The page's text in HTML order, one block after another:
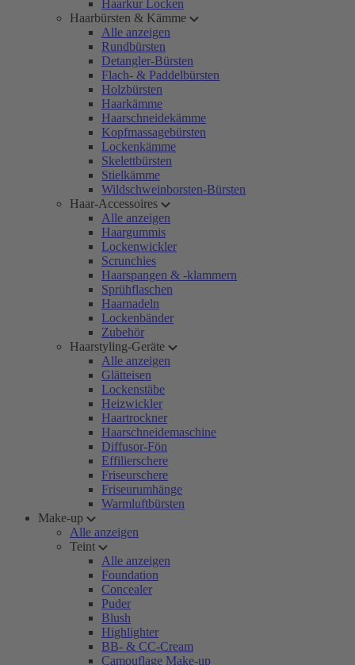
Haarkur Locken
Haarbürsten & Kämme
Alle anzeigen
Rundbürsten
Detangler-Bürsten
Flach- & Paddelbürsten
Holzbürsten
Haarkämme
Haarschneidekämme
Kopfmassagebürsten
Lockenkämme
Skelettbürsten
Stielkämme
Wildschweinborsten-Bürsten
Haar-Accessoires
Alle anzeigen
Haargummis
Lockenwickler
Scrunchies
Haarspangen & -klammern
Sprühflaschen
Haarnadeln
Lockenbänder
Zubehör
Haarstyling-Geräte
Alle anzeigen
Glätteisen
Lockenstäbe
Heizwickler
Haartrockner
Haarschneidemaschine
Diffusor-Fön
Effilierschere
Friseurschere
Friseurumhänge
Warmluftbürsten
Make-up
Alle anzeigen
Teint
Alle anzeigen
Foundation
Concealer
Puder
Blush
Highlighter
BB- & CC-Cream
Camouflage Make-up